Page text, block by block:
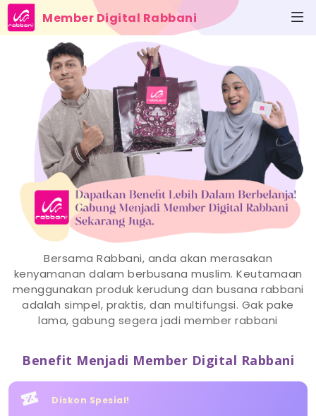
Member Digital Rabbani
Bersama Rabbani, anda akan merasakan
kenyamanan dalam berbusana muslim. Keutamaan
menggunakan produk kerudung dan busana rabbani
adalah simpel, praktis, dan multifungsi. Gak pake
lama, gabung segera jadi member rabbani
Benefit Menjadi Member Digital Rabbani
Diskon Spesial!